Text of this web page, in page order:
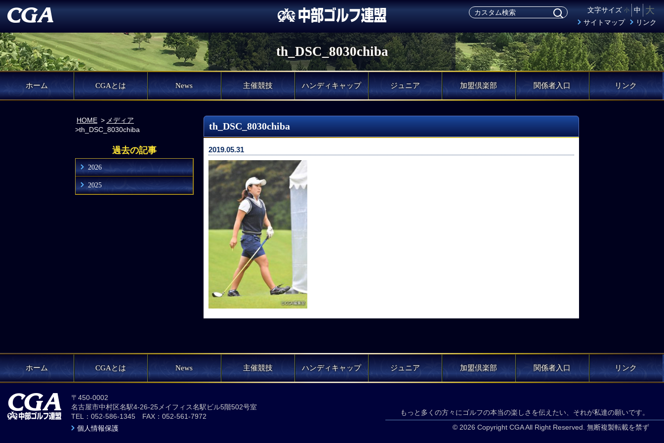
文字サイズ 小 中 大
サイトマップ リンク
th_DSC_8030chiba
ホーム CGAとは News 主催競技 ハンディキャップ ジュニア 加盟倶楽部 関係者入口 リンク
HOME
メディア
th_DSC_8030chiba
過去の記事
2026
2025
th_DSC_8030chiba
2019.05.31
ホーム CGAとは News 主催競技 ハンディキャップ ジュニア 加盟倶楽部 関係者入口 リンク
〒450-0002
名古屋市中村区名駅4-26-25メイフィス名駅ビル5階502号室
TEL：052-586-1345 FAX：052-561-7972
個人情報保護
もっと多くの方々にゴルフの本当の楽しさを伝えたい、それが私達の願いです。
© 2026 Copyright CGA All Right Reserved. 無断複製転載を禁ず